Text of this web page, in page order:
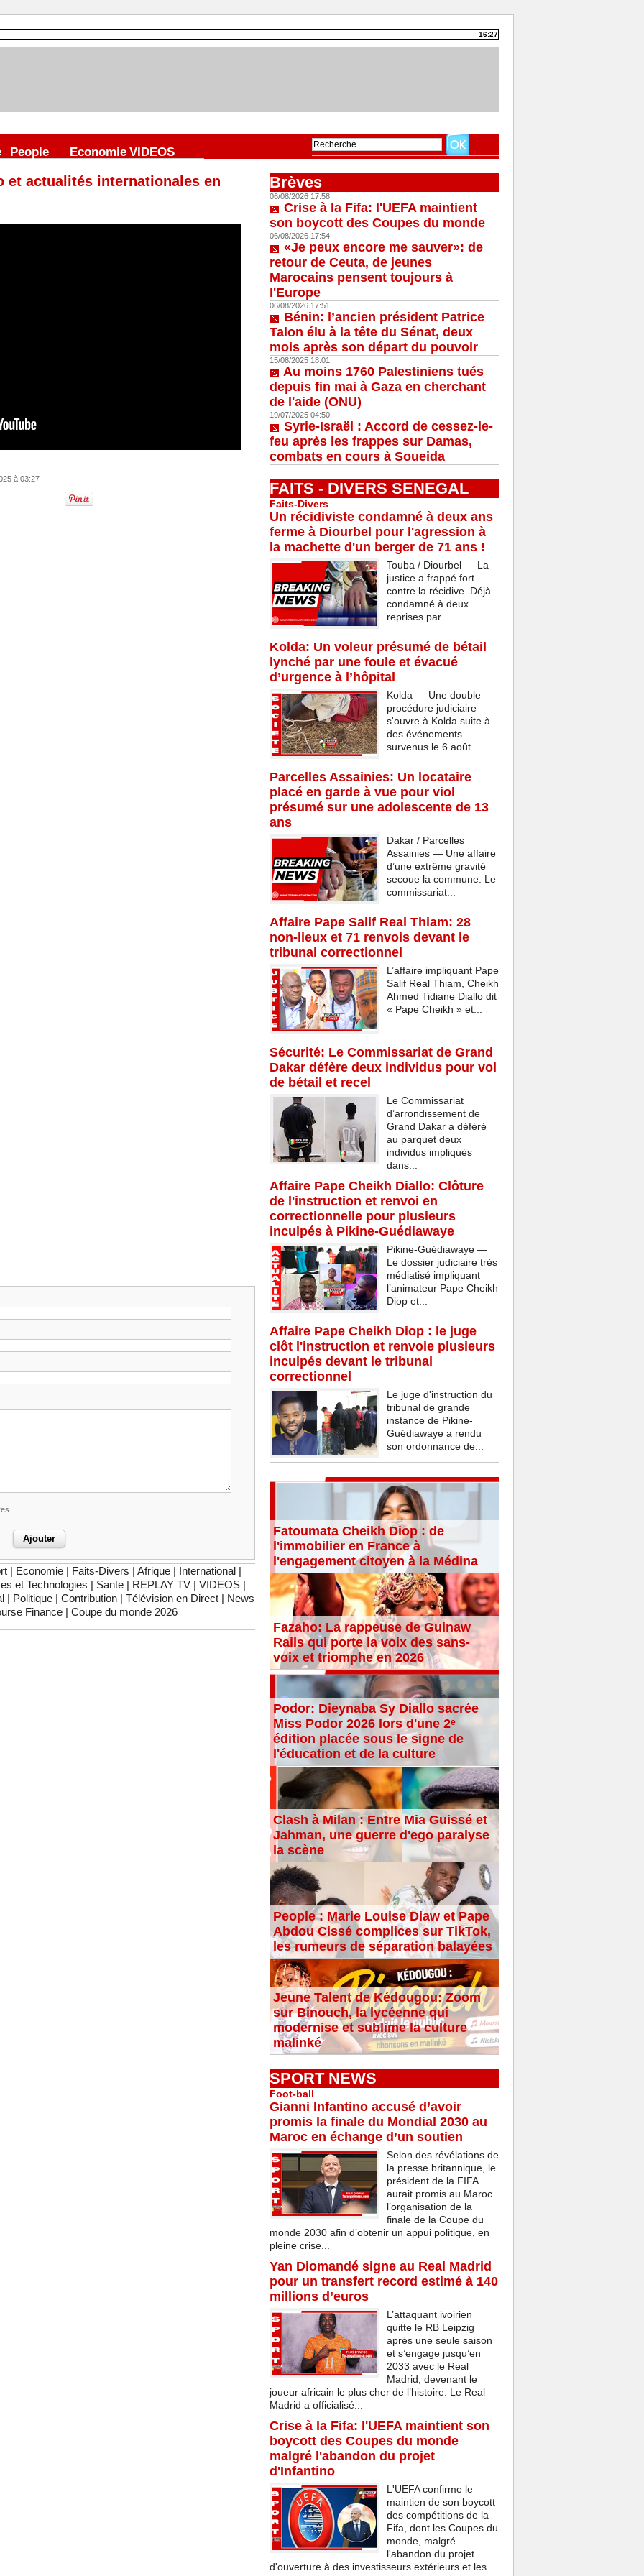
16:27
People Economie VIDEOS
et actualités internationales en
à 03:27
Economie Faits-Divers Afrique International
et Technologies Sante REPLAY TV VIDEOS
Politique Contribution Télévision en Direct
News
Finance Coupe du monde 2026
Brèves
06/08/2026 17:58
Crise à la Fifa: l'UEFA maintient
son boycott des Coupes du monde
06/08/2026 17:54
«Je peux encore me sauver»: de
retour de Ceuta, de jeunes
Marocains pensent toujours à
l'Europe
06/08/2026 17:51
Bénin: l’ancien président Patrice
Talon élu à la tête du Sénat, deux
mois après son départ du pouvoir
15/08/2025 18:01
Au moins 1760 Palestiniens tués
depuis fin mai à Gaza en cherchant
de l'aide (ONU)
19/07/2025 04:50
Syrie-Israël : Accord de cessez-le-
feu après les frappes sur Damas,
combats en cours à Soueida
FAITS - DIVERS SENEGAL
Faits-Divers
Un récidiviste condamné à deux ans
ferme à Diourbel pour l'agression à
la machette d'un berger de 71 ans !
Touba / Diourbel — La
justice a frappé fort
contre la récidive. Déjà
condamné à deux
reprises par...
Kolda: Un voleur présumé de bétail
lynché par une foule et évacué
d’urgence à l’hôpital
Kolda — Une double
procédure judiciaire
s'ouvre à Kolda suite à
des événements
survenus le 6 août...
Parcelles Assainies: Un locataire
placé en garde à vue pour viol
présumé sur une adolescente de 13
ans
Dakar / Parcelles
Assainies — Une affaire
d’une extrême gravité
secoue la commune. Le
commissariat...
Affaire Pape Salif Real Thiam: 28
non-lieux et 71 renvois devant le
tribunal correctionnel
L’affaire impliquant Pape
Salif Real Thiam, Cheikh
Ahmed Tidiane Diallo dit
« Pape Cheikh » et...
Sécurité: Le Commissariat de Grand
Dakar défère deux individus pour vol
de bétail et recel
Le Commissariat
d’arrondissement de
Grand Dakar a déféré
au parquet deux
individus impliqués
dans...
Affaire Pape Cheikh Diallo: Clôture
de l'instruction et renvoi en
correctionnelle pour plusieurs
inculpés à Pikine-Guédiawaye
Pikine-Guédiawaye —
Le dossier judiciaire très
médiatisé impliquant
l’animateur Pape Cheikh
Diop et...
Affaire Pape Cheikh Diop : le juge
clôt l'instruction et renvoie plusieurs
inculpés devant le tribunal
correctionnel
Le juge d'instruction du
tribunal de grande
instance de Pikine-
Guédiawaye a rendu
son ordonnance de...
Fatoumata Cheikh Diop : de
l'immobilier en France à
l'engagement citoyen à la Médina
Fazaho: La rappeuse de Guinaw
Rails qui porte la voix des sans-
voix et triomphe en 2026
Podor: Dieynaba Sy Diallo sacrée
Miss Podor 2026 lors d'une 2ᵉ
édition placée sous le signe de
l'éducation et de la culture
Clash à Milan : Entre Mia Guissé et
Jahman, une guerre d'ego paralyse
la scène
People : Marie Louise Diaw et Pape
Abdou Cissé complices sur TikTok,
les rumeurs de séparation balayées
Jeune Talent de Kédougou: Zoom
sur Binouch, la lycéenne qui
modernise et sublime la culture
malinké
SPORT NEWS
Foot-ball
Gianni Infantino accusé d’avoir
promis la finale du Mondial 2030 au
Maroc en échange d’un soutien
Selon des révélations de
la presse britannique, le
président de la FIFA
aurait promis au Maroc
l’organisation de la
finale de la Coupe du
monde 2030 afin d’obtenir un appui politique, en
pleine crise...
Yan Diomandé signe au Real Madrid
pour un transfert record estimé à 140
millions d’euros
L’attaquant ivoirien
quitte le RB Leipzig
après une seule saison
et s’engage jusqu’en
2033 avec le Real
Madrid, devenant le
joueur africain le plus cher de l’histoire. Le Real
Madrid a officialisé...
Crise à la Fifa: l'UEFA maintient son
boycott des Coupes du monde
malgré l'abandon du projet
d'Infantino
L'UEFA confirme le
maintien de son boycott
des compétitions de la
Fifa, dont les Coupes du
monde, malgré
l'abandon du projet
d'ouverture à des investisseurs extérieurs et les